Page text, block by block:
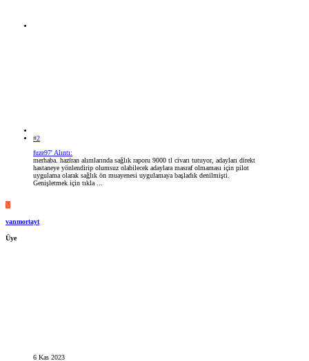
#2
fuze97' Alıntı:
merhaba. haziran alımlarında sağlık raporu 9000 tl civarı tutuyor, adayları direkt
hastaneye yönlendirip olumsuz olabilecek adaylara masraf olmaması için pilot
uygulama olarak sağlık ön muayenesi uygulamaya başladık denilmişti.
Genişletmek için tıkla ...
V
vanmortayt
Üye
6 Kas 2023